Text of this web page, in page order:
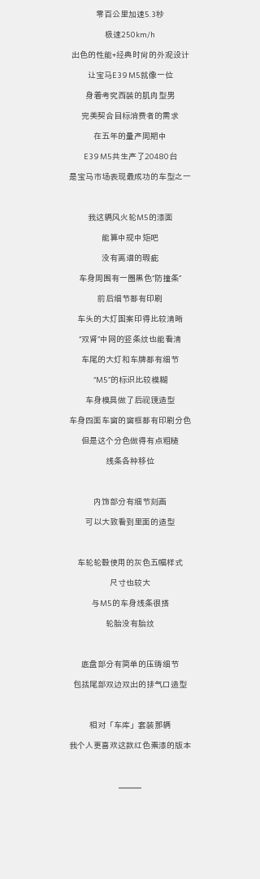
零百公里加速5.3秒
极速250km/h
出色的性能+经典时尚的外观设计
让宝马E39 M5就像一位
身着考究西装的肌肉型男
完美契合目标消费者的需求
在五年的量产周期中
E39 M5共生产了20480台
是宝马市场表现最成功的车型之一
我这辆风火轮M5的漆面
能算中规中矩吧
没有离谱的瑕疵
车身周围有一圈黑色“防撞条”
前后细节都有印刷
车头的大灯图案印得比较清晰
“双肾”中网的竖条纹也能看清
车尾的大灯和车牌都有细节
“M5”的标识比较模糊
车身模具做了后视镜造型
车身四面车窗的窗框都有印刷分色
但是这个分色做得有点粗糙
线条各种移位
内饰部分有细节刻画
可以大致看到里面的造型
车轮轮毂使用的灰色五幅样式
尺寸也较大
与M5的车身线条很搭
轮胎没有胎纹
底盘部分有简单的压铸细节
包括尾部双边双出的排气口造型
相对「车库」套装那辆
我个人更喜欢这款红色素漆的版本